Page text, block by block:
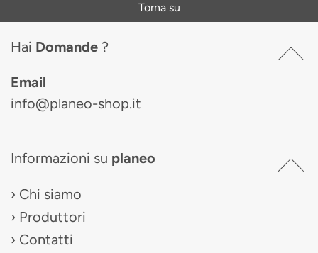
Torna su
Hai Domande ?
Email
info@planeo-shop.it
Informazioni su planeo
Chi siamo
Produttori
Contatti